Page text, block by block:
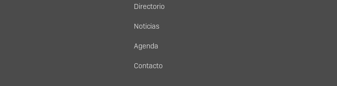
principal
Directorio
Noticias
Agenda
Contacto